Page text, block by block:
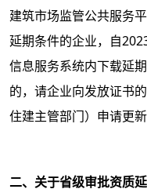
建筑市场监管公共服务
延期条件的企业，自
信息服务系统内下载延
的，请企业向发放证书
住建主管部门）申请更新
二、关于省级审批资质